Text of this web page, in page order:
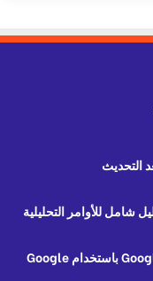
تجاوز القيود في بيانات Google Search Console باستخدام Google